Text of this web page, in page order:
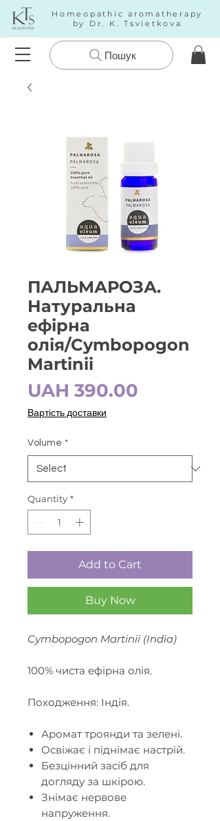
Homeopathic aromatherapy
by Dr. K. Tsvietkova
Пошук
ПАЛЬМАРОЗА.
Натуральна
ефірна
олія/Cymbopogon
Martinii
UAH 390.00
Вартість доставки
Volume *
Quantity *
Add to Cart
Buy Now
Cymbopogon Martinii (India)
100% чиста ефірна олія.
Походження: Індія.
Аромат троянди та зелені.
Освіжає і піднімає настрій.
Безцінний засіб для
догляду за шкірою.
Знімає нервове
напруження.